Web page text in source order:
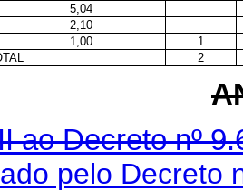
5,04
2,10
1,00
1
2
ao Decreto nº
pelo Decreto